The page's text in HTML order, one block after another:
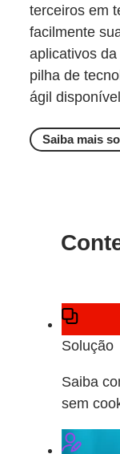
terceiros em
facilmente
aplicativos
pilha de
ágil
Saiba mais
Solução
Saiba
sem